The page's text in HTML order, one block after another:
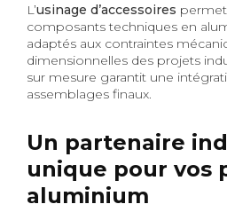
L’usinage d’accessoires
composants techniques en
adaptés aux contraintes
dimensionnelles des projets
sur mesure garantit une
assemblages finaux.
Un partenaire
unique pour vos
aluminium